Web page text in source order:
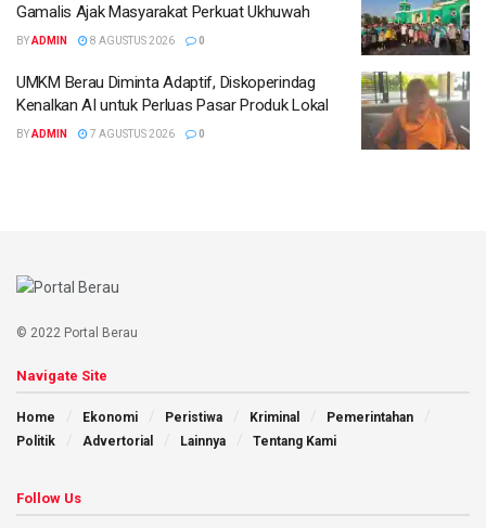
Gamalis Ajak Masyarakat Perkuat Ukhuwah
BYADMIN 8 AGUSTUS 2026 0
UMKM Berau Diminta Adaptif, Diskoperindag
Kenalkan AI untuk Perluas Pasar Produk Lokal
BYADMIN 7 AGUSTUS 2026 0
© 2022 Portal Berau
Navigate Site
Home Ekonomi Peristiwa Kriminal
Pemerintahan
Politik
Advertorial Lainnya Tentang Kami
Follow Us